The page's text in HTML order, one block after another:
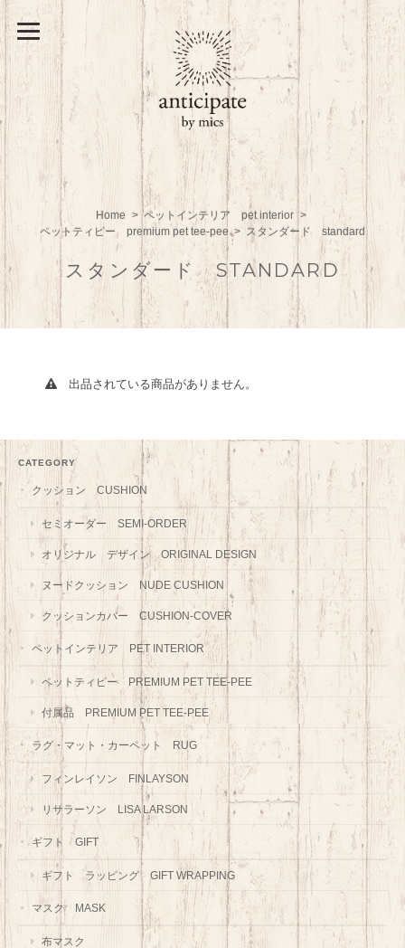
Home
ペットインテリア pet interior
ペットティピー premium pet tee-pee
スタンダード standard
スタンダード STANDARD
出品されている商品がありません。
CATEGORY
クッション CUSHION
セミオーダー SEMI-ORDER
オリジナル デザイン ORIGINAL DESIGN
ヌードクッション NUDE CUSHION
クッションカバー CUSHION-COVER
ペットインテリア PET INTERIOR
ペットティピー PREMIUM PET TEE-PEE
付属品 PREMIUM PET TEE-PEE
ラグ・マット・カーペット RUG
フィンレイソン FINLAYSON
リサラーソン LISA LARSON
ギフト GIFT
ギフト ラッピング GIFT WRAPPING
マスク MASK
布マスク